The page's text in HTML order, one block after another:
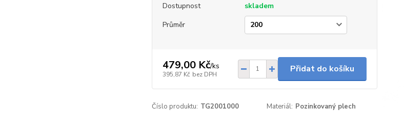
Dostupnost
skladem
Průměr
479,00 Kč/ks
395,87 Kč bez DPH
Přidat do košíku
Číslo produktu: TG2001000 Materiál: Pozinkovaný plech